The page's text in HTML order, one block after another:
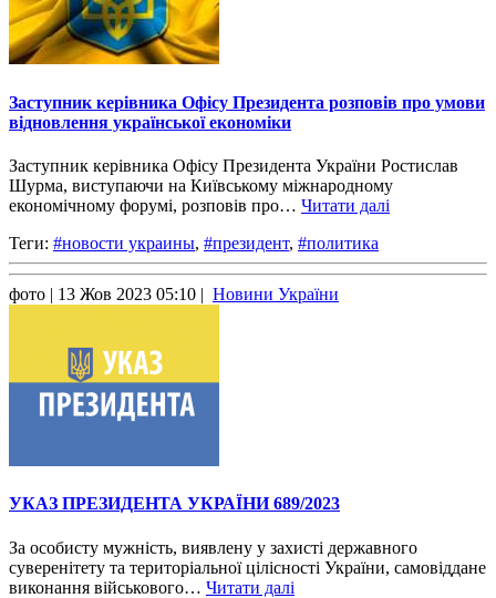
Заступник керівника Офісу Президента розповів про умови
відновлення української економіки
Заступник керівника Офісу Президента України Ростислав
Шурма, виступаючи на Київському міжнародному
економічному форумі, розповів про… Читати далі
Теги: #новости украины, #президент, #политика
фото | 13 Жов 2023 05:10 | Новини України
УКАЗ ПРЕЗИДЕНТА УКРАЇНИ 689/2023
За особисту мужність, виявлену у захисті державного
суверенітету та територіальної цілісності України, самовіддане
виконання військового… Читати далі